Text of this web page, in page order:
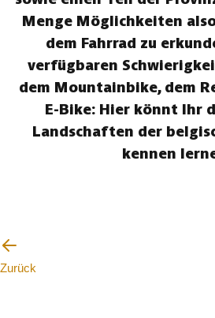
Menge Möglichkeiten
dem Fahrrad zu
verfügbaren
dem Mountainbike, dem
E-Bike: Hier könnt Ihr
Landschaften der
kennen
Zurück